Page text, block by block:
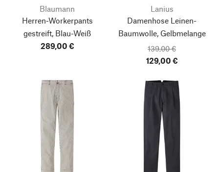
Blaumann
Herren-Workerpants
gestreift, Blau-Weiß
289,00 €
Lanius
Damenhose Leinen-
Baumwolle, Gelbmelange
139,00 €
129,00 €